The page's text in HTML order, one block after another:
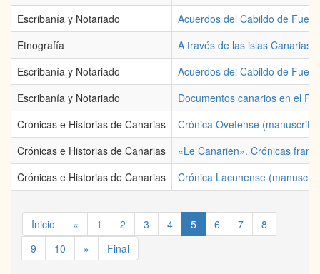
Escribanía y Notariado
Acuerdos del Cabildo de
Etnografía
A través de las islas Canarias
Escribanía y Notariado
Acuerdos del Cabildo de
Escribanía y Notariado
Documentos canarios en el
Crónicas e Historias de Canarias
Crónica Ovetense (manuscrito)
Crónicas e Historias de Canarias
«Le Canarien». Crónicas
Crónicas e Historias de Canarias
Crónica Lacunense
Inicio « 1 2 3 4 5 6 7
8
9
10 » Final